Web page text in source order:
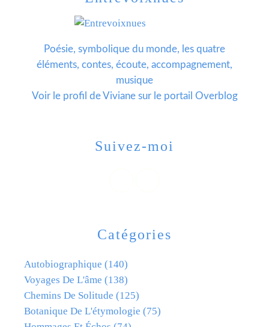
Catégories
Autobiographique (140)
Voyages De L'âme (138)
Chemins De Solitude (125)
Botanique De L'étymologie (75)
Poésie, symbolique du monde, les quatre
éléments, contes, écoute, accompagnement,
musique
Voir le profil deVivianesur le portail Overblog
Suivez-moi